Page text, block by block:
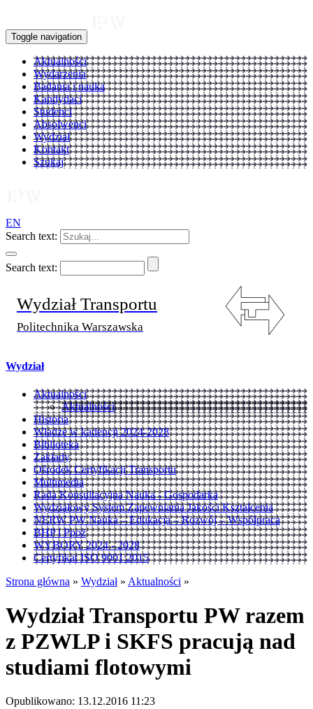
Toggle navigation
Aktualności
Wydarzenia
Badania i nauka
Kandydaci
Studenci
Absolwenci
Wydział
Kontakt
Szukaj
EN
Search text:
Search text:
Wydział Transportu
Politechnika Warszawska
Wydział
Aktualności
Aktualności
Historia
Władze w kadencji 2024-2028
Biblioteka
Zakłady
Ośrodek Certyfikacji Transportu
Multimedia
Rada Konsultacyjna Nauka - Gospodarka
Wydziałowy System Zapewniania Jakości Kształcenia
NERW PW Nauka – Edukacja – Rozwój – Współpraca
BHP i Ppoż
WYBORY 2024 - 2028
Certyfikat ISO 9001:2015
Strona główna » Wydział » Aktualności »
Wydział Transportu PW razem
z PZWLP i SKFS pracują nad
studiami flotowymi
Opublikowano: 13.12.2016 11:23